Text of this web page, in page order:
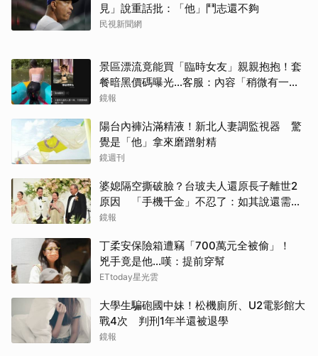
見」說重話批：「他」鬥志還不夠
民視新聞網
景區漂流竟能買「臨時女友」親親抱抱！套
餐暗黑價碼曝光…客服：內容「稍微有一點
尺度」
鏡報
陽台內褲沾滿精液！新北人妻調監視器 驚
覺是「他」拿來磨蹭射精
鏡週刊
婆媳隔空撕破臉？台玻夫人還原長子離世2
原因 「手機千金」不忍了：如其說還需要
離開嗎？
鏡報
丁柔安保險箱遭竊「700萬元全被偷」！
兇手竟是他...嘆：提前穿幫
ETtoday星光雲
大學生騙砲國中妹！松機廁所、U2電影館大
戰4次 判刑1年半還被退學
鏡報